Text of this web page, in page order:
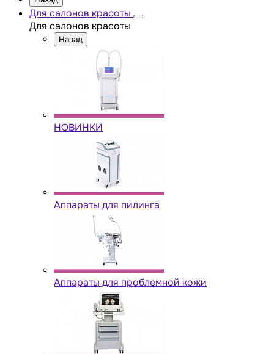
Для салонов красоты
Для салонов красоты
Назад
НОВИНКИ
Аппараты для пилинга
Аппараты для проблемной кожи